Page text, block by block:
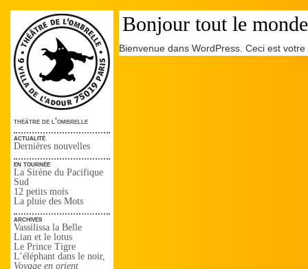
théâtre de l'ombrelle
actualité
Dernières nouvelles
en tournée
La Sirène du Pacifique
Sud
12 petits mois
La pluie des Mots
archives
Vassilissa la Belle
Lian et le lotus
Le Prince Tigre
L’éléphant dans le noir,
Voyage en orient
Bonjour tout le
Bienvenue dans WordPress. Ceci est